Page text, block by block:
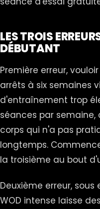
LES TROIS
DÉBUTANT
Première erreur,
arrêts à six semaines
d'entraînement trop
séances par
corps qui n'a pas
longtemps.
la troisième au bout
Deuxième erreur,
WOD intense laisse